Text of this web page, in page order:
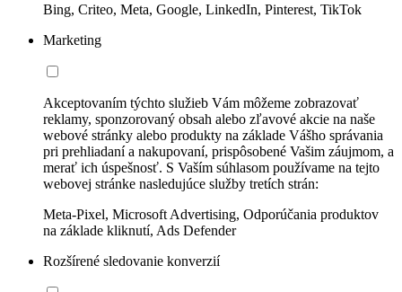
Bing, Criteo, Meta, Google, LinkedIn, Pinterest, TikTok
Marketing
Akceptovaním týchto služieb Vám môžeme zobrazovať
reklamy, sponzorovaný obsah alebo zľavové akcie na naše
webové stránky alebo produkty na základe Vášho správania
pri prehliadaní a nakupovaní, prispôsobené Vašim záujmom, a
merať ich úspešnosť. S Vaším súhlasom používame na tejto
webovej stránke nasledujúce služby tretích strán:
Meta-Pixel, Microsoft Advertising, Odporúčania produktov
na základe kliknutí, Ads Defender
Rozšírené sledovanie konverzií